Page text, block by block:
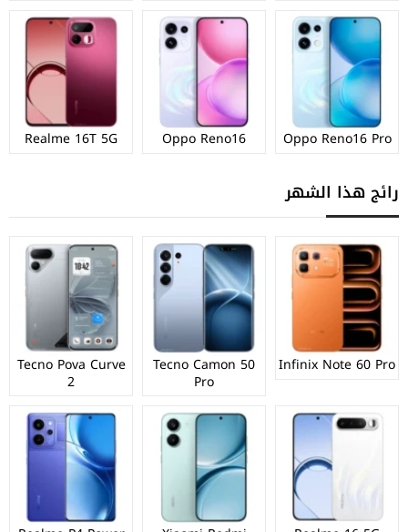
Oppo Reno16 Pro
Oppo Reno16
Realme 16T 5G
رائج هذا الشهر
Infinix Note 60 Pro
Tecno Camon 50
Pro
Tecno Pova Curve
2